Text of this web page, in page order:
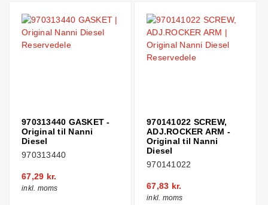
970313440 GASKET -
Original til Nanni
Diesel
970313440
67,29 kr.
inkl. moms
970141022 SCREW,
ADJ.ROCKER ARM -
Original til Nanni
Diesel
970141022
67,83 kr.
inkl. moms